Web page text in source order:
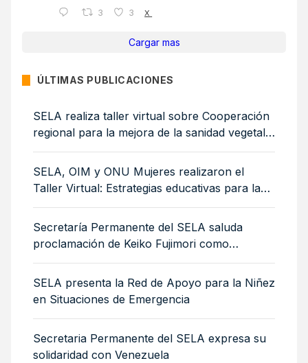
3
3 X
Cargar mas
ÚLTIMAS PUBLICACIONES
SELA realiza taller virtual sobre Cooperación
regional para la mejora de la sanidad vegetal:
medidas sanitarias y fitosanitarias para la
sostenibilidad ambiental
SELA, OIM y ONU Mujeres realizaron el
Taller Virtual: Estrategias educativas para la
integración de mujeres y niñas migrantes
Secretaría Permanente del SELA saluda
proclamación de Keiko Fujimori como
Presidenta de Perú
SELA presenta la Red de Apoyo para la Niñez
en Situaciones de Emergencia
Secretaria Permanente del SELA expresa su
solidaridad con Venezuela